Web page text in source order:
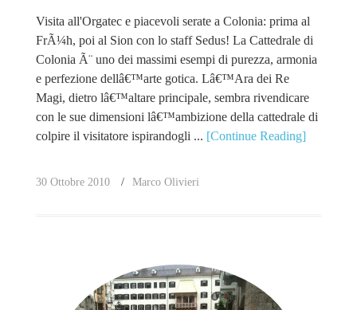
Visita all'Orgatec e piacevoli serate a Colonia: prima al
FrÃ¼h, poi al Sion con lo staff Sedus! La Cattedrale di
Colonia Ã¨ uno dei massimi esempi di purezza, armonia
e perfezione dellâ€™arte gotica. Lâ€™Ara dei Re
Magi, dietro lâ€™altare principale, sembra rivendicare
con le sue dimensioni lâ€™ambizione della cattedrale di
colpire il visitatore ispirandogli ... [Continue Reading]
30 Ottobre 2010 Marco Olivieri